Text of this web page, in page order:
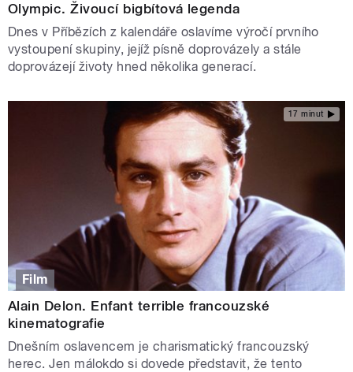
Olympic. Živoucí bigbítová legenda
Dnes v Příbězích z kalendáře oslavíme výročí prvního
vystoupení skupiny, jejíž písně doprovázely a stále
doprovázejí životy hned několika generací.
17 minut
Film
Alain Delon. Enfant terrible francouzské
kinematografie
Dnešním oslavencem je charismatický francouzský
herec. Jen málokdo si dovede představit, že tento